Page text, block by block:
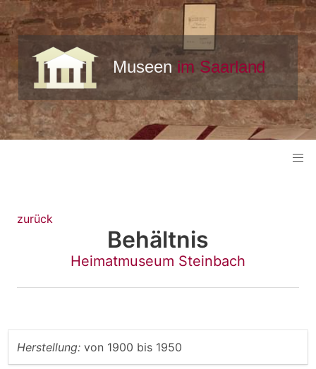
zurück
Behältnis
Heimatmuseum Steinbach
Herstellung: von 1900 bis 1950